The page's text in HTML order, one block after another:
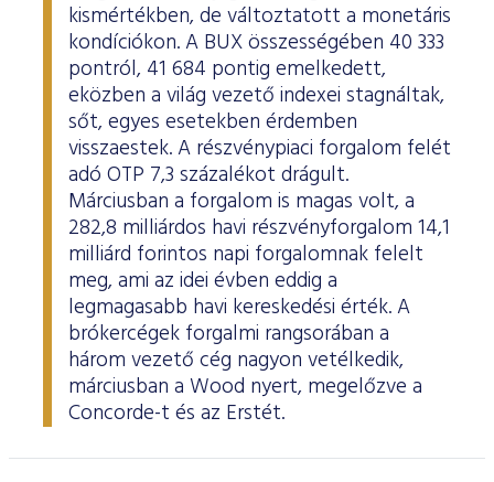
kismértékben, de változtatott a monetáris
kondíciókon. A BUX összességében 40 333
pontról, 41 684 pontig emelkedett,
eközben a világ vezető indexei stagnáltak,
sőt, egyes esetekben érdemben
visszaestek. A részvénypiaci forgalom felét
adó OTP 7,3 százalékot drágult.
Márciusban a forgalom is magas volt, a
282,8 milliárdos havi részvényforgalom 14,1
milliárd forintos napi forgalomnak felelt
meg, ami az idei évben eddig a
legmagasabb havi kereskedési érték. A
brókercégek forgalmi rangsorában a
három vezető cég nagyon vetélkedik,
márciusban a Wood nyert, megelőzve a
Concorde-t és az Erstét.